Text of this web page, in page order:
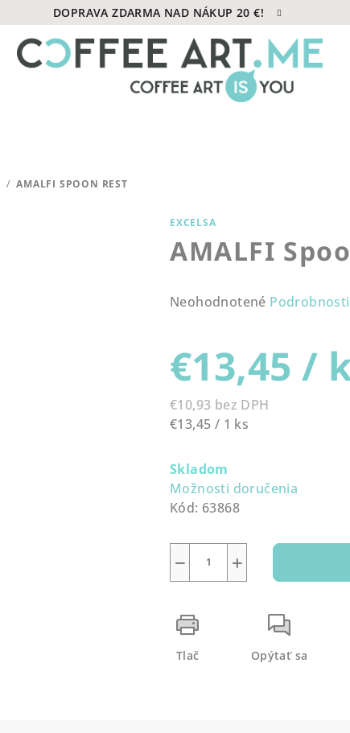
DOPRAVA ZDARMA NAD NÁKUP 20 €!
/ AMALFI SPOON REST
EXCELSA
AMALFI
Priemerné
je
0,0
z
5
hviezdičiek.
Neohodnotené
€13,45 /
€10,93 bez DPH
Jednotková
€13,45 / 1 ks
Skladom
Možnosti doručenia
Kód: 63868
+
−
Tlač Opýtať sa